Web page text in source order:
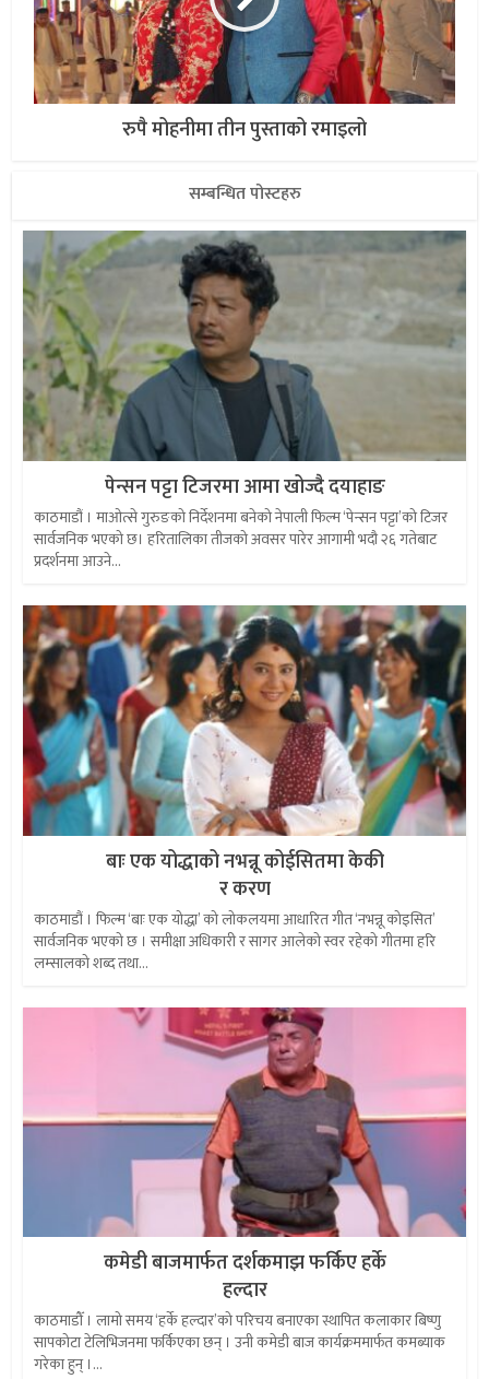
रुपै मोहनीमा तीन पुस्ताको रमाइलो
सम्बन्धित पोस्टहरु
पेन्सन पट्टा टिजरमा आमा खोज्दै दयाहाङ
काठमाडौं । माओत्से गुरुङको निर्देशनमा बनेको नेपाली फिल्म ‘पेन्सन पट्टा’को टिजर
सार्वजनिक भएको छ। हरितालिका तीजको अवसर पारेर आगामी भदौ २६ गतेबाट
प्रदर्शनमा आउने...
बाः एक योद्धाको नभन्नू कोईसितमा केकी
र करण
काठमाडौं । फिल्म ‘बाः एक योद्धा’ को लोकलयमा आधारित गीत ‘नभन्नू कोइसित’
सार्वजनिक भएको छ । समीक्षा अधिकारी र सागर आलेको स्वर रहेको गीतमा हरि
लम्सालको शब्द तथा...
कमेडी बाजमार्फत दर्शकमाझ फर्किए हर्के
हल्दार
काठमाडौँ । लामो समय ‘हर्के हल्दार’को परिचय बनाएका स्थापित कलाकार बिष्णु
सापकोटा टेलिभिजनमा फर्किएका छन् । उनी कमेडी बाज कार्यक्रममार्फत कमब्याक
गरेका हुन् ।...